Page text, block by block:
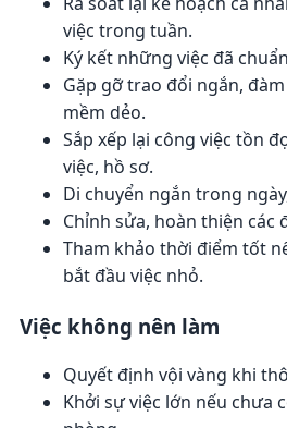
việc trong tuần.
Ký kết những việc đã
Gặp gỡ trao đổi ngắn,
mềm dẻo.
Sắp xếp lại công việc tồn
việc, hồ sơ.
Di chuyển ngắn trong
Chỉnh sửa, hoàn thiện các
Tham khảo thời điểm tốt
bắt đầu việc nhỏ.
Việc không nên làm
Quyết định vội vàng khi
Khởi sự việc lớn nếu chưa